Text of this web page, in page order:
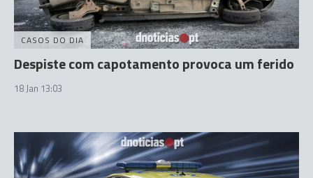
CASOS DO DIA
Despiste com capotamento provoca um ferido
18 Jan 13:03